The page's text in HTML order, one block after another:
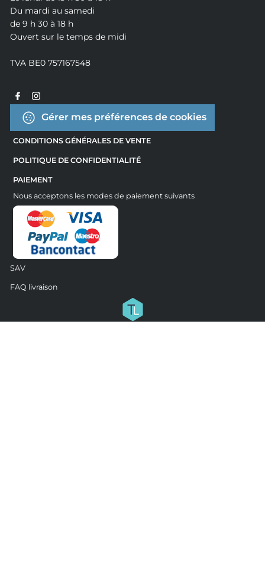
Du mardi au samedi
de 9 h 30 à 18 h
Ouvert sur le temps de midi
TVA BE0 757167548
Gérer mes préférences de cookies
CONDITIONS GÉNÉRALES DE VENTE
POLITIQUE DE CONFIDENTIALITÉ
PAIEMENT
Nous acceptons les modes de paiement suivants
SAV
FAQ livraison